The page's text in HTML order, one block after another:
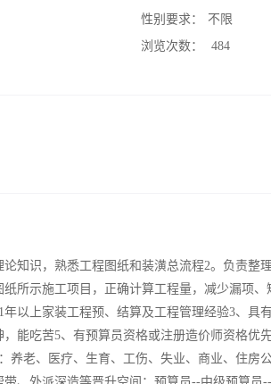
性别要求：
不限
浏览次数：
484
知识，熟悉工程图纸和装潢总流程2。负责整
所示施工项目，正确计算工程量，减少漏项、
以上家装工程预、结算及工程管理经验3、具
能吃苦5、有预算员资格或注册造价师资格优
养老、医疗、生育、工伤、失业、商业、住房